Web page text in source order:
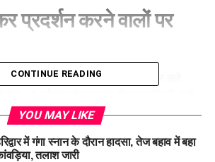
प्रदर्शन करने वालों पर
की मांग को लेकरनर्सिंग एकता मंच
प्रदर्शनकारी करीब 59 घंटे तक टंकी पर डटे
महिला कांग्रेस की प्रदेश अध्यक्ष ज्योति
CONTINUE READING
YOU MAY LIKE
में गंगा स्नान के दौरान हादसा, तेज बहाव में बहा
तलाश जारी